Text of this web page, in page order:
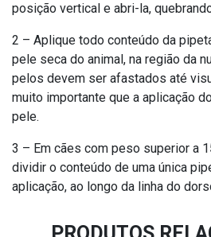
posição vertical e abri-la,
2 – Aplique todo conteúdo da
pele seca do animal, na região da
pelos devem ser afastados até
muito importante que a aplicação
pele.
3 – Em cães com peso superior a
dividir o conteúdo de uma única
aplicação, ao longo da linha do